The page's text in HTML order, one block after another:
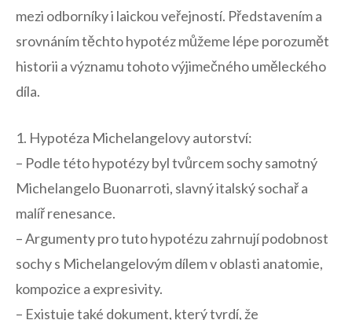
mezi odborníky i ‌laickou veřejností. Představením ‍a
srovnáním těchto ⁣hypotéz můžeme⁣ lépe⁤ porozumět
historii a významu tohoto výjimečného⁣ uměleckého
díla.
1. ⁢Hypotéza Michelangelovy⁣ autorství:
– ‍Podle této hypotézy byl⁤ tvůrcem sochy ⁣samotný⁤
Michelangelo Buonarroti, slavný italský sochař a
⁣malíř renesance.
– Argumenty pro tuto hypotézu zahrnují ⁤podobnost
‌sochy ​s Michelangelovým dílem v oblasti anatomie,
kompozice a expresivity.
– Existuje‍ také dokument, který tvrdí, že